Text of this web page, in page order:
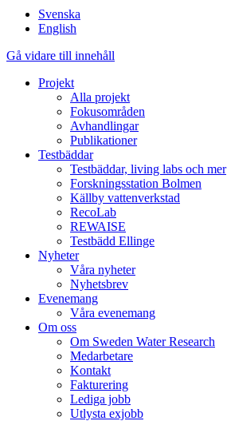
Svenska
English
Gå vidare till innehåll
Projekt
Alla projekt
Fokusområden
Avhandlingar
Publikationer
Testbäddar
Testbäddar, living labs och mer
Forskningsstation Bolmen
Källby vattenverkstad
RecoLab
REWAISE
Testbädd Ellinge
Nyheter
Våra nyheter
Nyhetsbrev
Evenemang
Våra evenemang
Om oss
Om Sweden Water Research
Medarbetare
Kontakt
Fakturering
Lediga jobb
Utlysta exjobb